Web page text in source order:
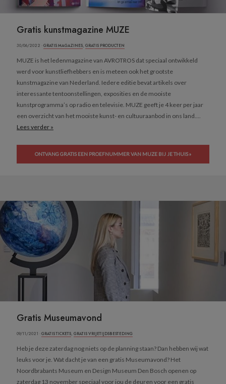
Gratis kunstmagazine MUZE
30/06/2022 ·GRATIS MAGAZINES, GRATIS PRODUCTEN
MUZE is het ledenmagazine van AVROTROS dat speciaal ontwikkeld
werd voor kunstliefhebbers en is meteen ook het grootste
kunstmagazine van Nederland. Iedere editie bevat artikels over
interessante tentoonstellingen, exposities en de mooiste
kunstprogramma’s op radio en televisie. MUZE geeft je 4 keer per jaar
een overzicht van het mooiste kunst- en cultuuraanbod in ons land....
Lees verder »
ONTVANG GRATIS EEN PROEFNUMMER VAN MUZE BIJ JE THUIS »
Gratis Museumavond
09/11/2021 ·GRATIS TICKETS, GRATIS VRIJETIJDSBESTEDING
Heb je deze zaterdag nog niets op de planning staan? Dan hebben wij wat
leuks voor je. Wat dacht je van een gratis Museumavond? Het
Noordbrabants Museum en Design Museum Den Bosch openen op
zaterdag 13 november speciaal voor jou de deuren voor een gratis